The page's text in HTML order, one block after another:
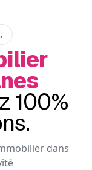
100%
dans